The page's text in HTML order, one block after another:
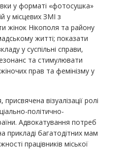
у форматі «фотосушка»
у місцевих ЗМІ з
жінок Нікополя та району
житті; показати
у суспільні справи,
та стимулювати
прав та фемінізму у
візуалізації ролі
політично-
Адвокатування потреб
прикладі багатодітних мам
працівників міської